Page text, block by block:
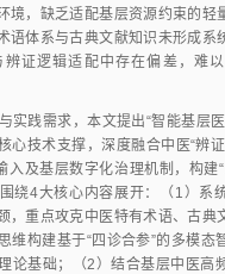
境，缺乏适配基层资源约束的轻
语体系与古典文献知识未形成系
辨证逻辑适配中存在偏差，难
实践需求，本文提出“智能基层
心技术支撑，深度融合中医“辨证
入及基层数字化治理机制，构建
绕4大核心内容展开：（1）系
，重点攻克中医特有术语、古典
维构建基于“四诊合参”的多模态
论基础；（2）结合基层中医高